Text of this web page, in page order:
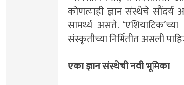
कोणत्याही ज्ञान संस्थेचे
सामर्थ्य असते.
संस्कृतीच्या निर्मितीत असली
एका ज्ञान संस्थेची नवी भूमिका